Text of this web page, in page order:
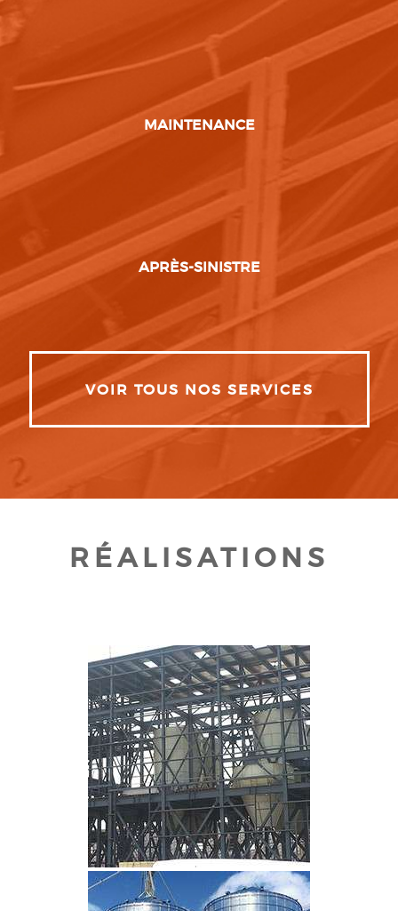
MAINTENANCE
APRÈS-SINISTRE
VOIR TOUS NOS SERVICES
RÉALISATIONS
CLIQUEZ POUR AGRANDIR